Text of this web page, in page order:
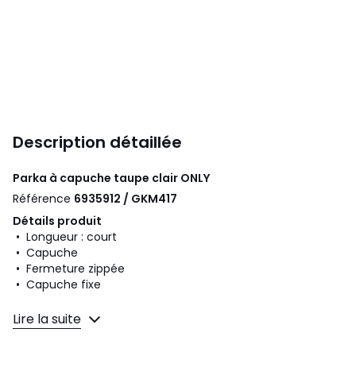
Description détaillée
Parka à capuche taupe clair ONLY
Référence 6935912 / GKM417
Détails produit
• Longueur : court
• Capuche
• Fermeture zippée
• Capuche fixe
Composition et Entretien
• 92% polyester, 8% polyamide
Lire la suite